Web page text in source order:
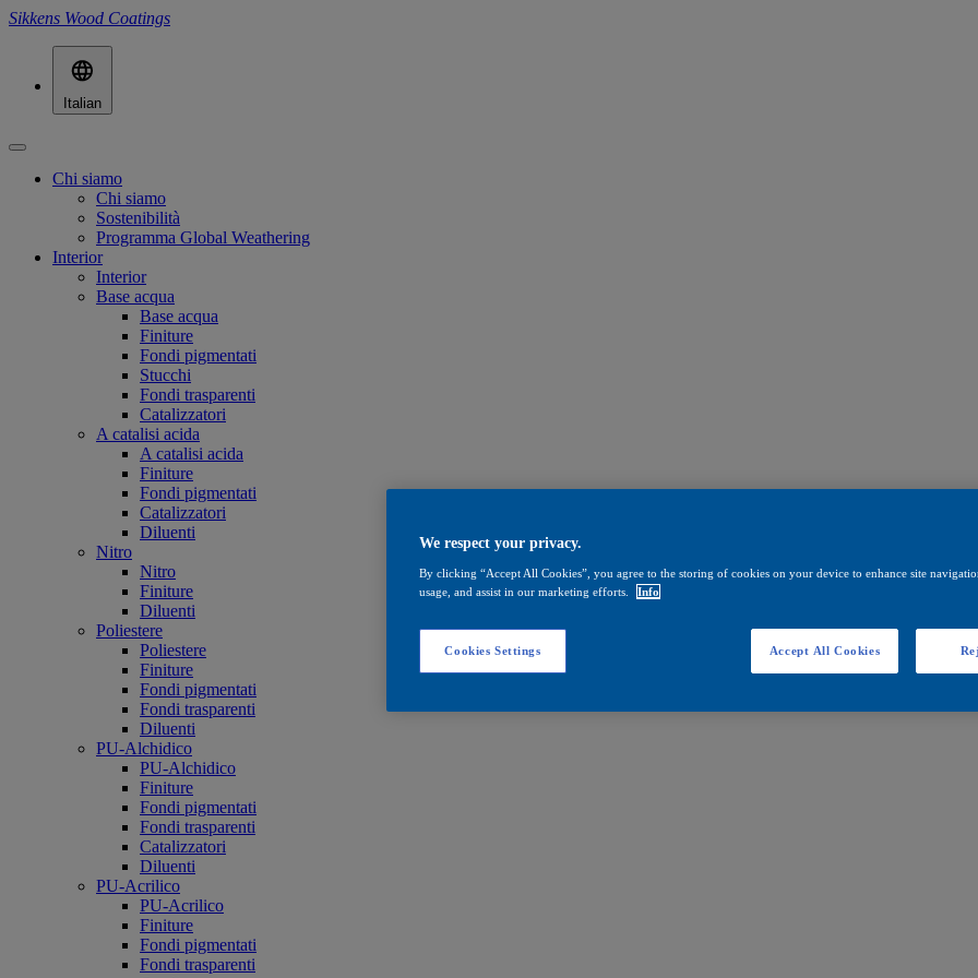
Sikkens Wood Coatings
Italian
Chi siamo
Chi siamo
Sostenibilità
Programma Global Weathering
Interior
Interior
Base acqua
Base acqua
Finiture
Fondi pigmentati
Stucchi
Fondi trasparenti
Catalizzatori
A catalisi acida
A catalisi acida
Finiture
Fondi pigmentati
Catalizzatori
Diluenti
Nitro
Nitro
Finiture
Diluenti
Poliestere
Poliestere
Finiture
Fondi pigmentati
Fondi trasparenti
Diluenti
PU-Alchidico
PU-Alchidico
Finiture
Fondi pigmentati
Fondi trasparenti
Catalizzatori
Diluenti
PU-Acrilico
PU-Acrilico
Finiture
Fondi pigmentati
Fondi trasparenti
We respect your privacy.
By clicking “Accept All Cookies”, you agree to the storing of cookies on your device to enhance site
usage, and assist in our marketing efforts.
Info
Cookies Settings Accept All Cookies